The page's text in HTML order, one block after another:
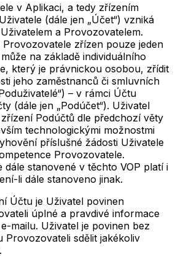
v Aplikaci, a tedy zřízením
(dále jen „Účet“) vzniká
a Provozovatelem.
zřízen pouze jeden
na základě individuálního
který je právnickou osobou, zřídit
jeho zaměstnanců či smluvních
– v rámci Účtu
(dále jen „Podúčet“). Uživatel
Podúčtů dle předchozí věty
technologickými možnostmi
příslušné žádosti Uživatele
Provozovatele.
dále stanovené v těchto VOP platí i
li dále stanoveno jinak.
Účtu je Uživatel povinen
úplné a pravdivé informace
mailu. Uživatel je povinen bez
Provozovateli sdělit jakékoliv